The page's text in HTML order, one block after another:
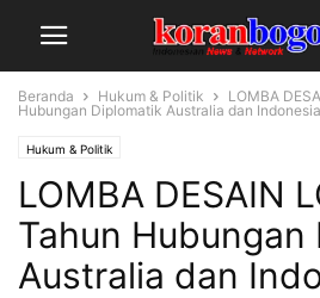
Beranda Hukum & Politik
LOMBA
Hubungan Diplomatik Australia dan Indonesia
Hukum & Politik
LOMBA DESAIN
Tahun Hubungan
Australia dan